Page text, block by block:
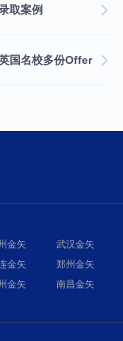
取案例
国名校多份Offer
金矢
武汉金矢
金矢
郑州金矢
金矢
南昌金矢